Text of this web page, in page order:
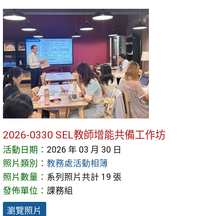
2026-0330 SEL教師增能共備工作坊
活動日期： 2026 年 03 月 30 日
照片類別： 教務處活動相簿
照片數量： 系列照片共計 19 張
發佈單位： 課務組
瀏覽照片